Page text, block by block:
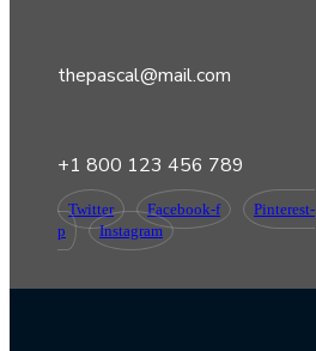
thepascal@mail.com
+1 800 123 456 789
Twitter Facebook-f
Pinterest-
p
Instagram